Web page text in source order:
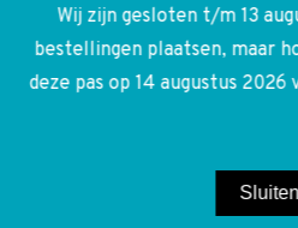
Toevoegen
130,00
Wij zijn gesloten t/m 13
bestellingen plaatsen, maar
deze pas op 14 augustus
Sluiten